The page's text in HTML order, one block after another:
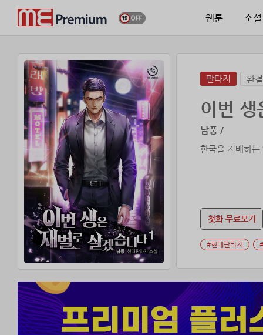
웹툰 소설
판타지 완결
이번 생
남풍 /
한국을 지배하는
첫화 무료보기
#현대판타지